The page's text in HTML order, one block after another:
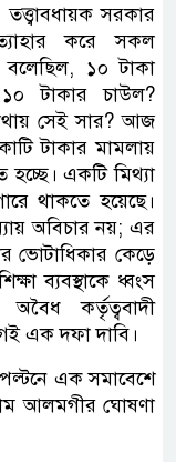
সরকার
করে সকল
বলেছিল, ১০ টাকা
টাকার চাউল?
সেই সার? আজ
টাকার মামলায়
একটি মিথ্যা
থাকতে হয়েছে।
অবিচার নয়; এর
ভোটাধিকার কেড়ে
ব্যবস্থাকে ধ্বংস
কর্তৃত্ববাদী
এক দফা দাবি।
এক সমাবেশে
আলমগীর ঘোষণা